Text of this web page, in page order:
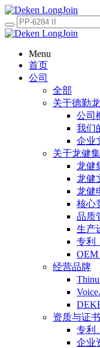
Menu
首页
公司
全部
关于德勤
公司
我们
企业
关于龙健
龙健
龙健
龙健
核心
品质
生产
专利
经营品牌
资质与证书
专利
企业